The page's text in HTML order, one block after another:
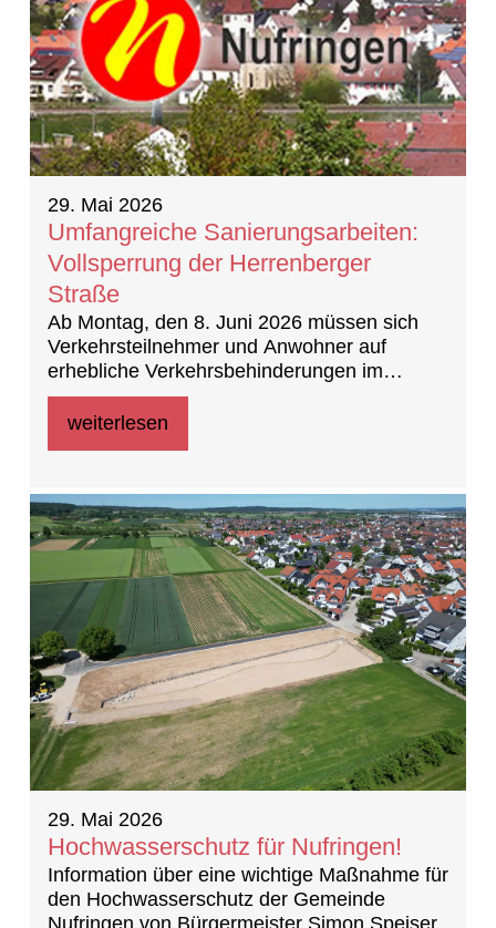
29. Mai 2026
Umfangreiche Sanierungsarbeiten:
Vollsperrung der Herrenberger
Straße
Ab Montag, den 8. Juni 2026 müssen sich
Verkehrsteilnehmer und Anwohner auf
erhebliche Verkehrsbehinderungen im
Bereich der Herrenberger Straße einstellen.
Geänderter Schulweg während der
weiterlesen
29. Mai 2026
Hochwasserschutz für Nufringen!
Information über eine wichtige Maßnahme für
den Hochwasserschutz der Gemeinde